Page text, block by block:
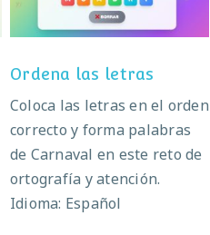
Ordena las letras
Coloca las letras en el orden
correcto y forma palabras
de Carnaval en este reto de
ortografía y atención.
Idioma: Español